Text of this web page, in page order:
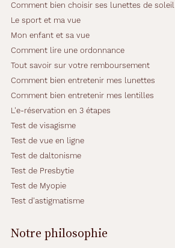
Comment bien choisir ses lunettes de soleil
Le sport et ma vue
Mon enfant et sa vue
Comment lire une ordonnance
Tout savoir sur votre remboursement
Comment bien entretenir mes lunettes
Comment bien entretenir mes lentilles
L'e-réservation en 3 étapes
Test de visagisme
Test de vue en ligne
Test de daltonisme
Test de Presbytie
Test de Myopie
Test d'astigmatisme
Notre philosophie